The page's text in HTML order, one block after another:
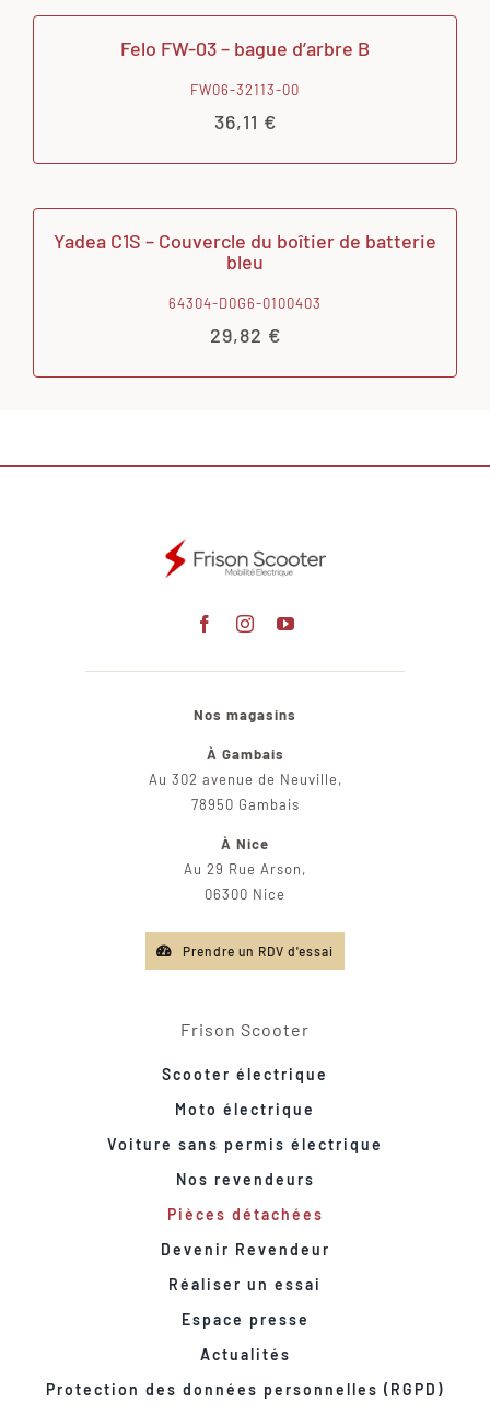
Felo FW-03 – bague d’arbre B
FW06-32113-00
36,11 €
Yadea C1S – Couvercle du boîtier de batterie
bleu
64304-D0G6-0100403
29,82 €
Nos magasins
À Gambais
Au 302 avenue de Neuville,
78950 Gambais
À Nice
Au 29 Rue Arson,
06300 Nice
Prendre un RDV d'essai
Frison Scooter
Scooter électrique
Moto électrique
Voiture sans permis électrique
Nos revendeurs
Pièces détachées
Devenir Revendeur
Réaliser un essai
Espace presse
Actualités
Protection des données personnelles (RGPD)